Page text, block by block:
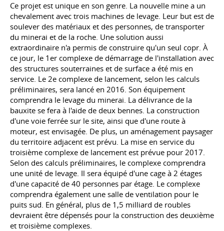
Ce projet est unique en son genre. La nouvelle mine a un
chevalement avec trois machines de levage. Leur but est de
soulever des matériaux et des personnes, de transporter
du minerai et de la roche. Une solution aussi
extraordinaire n'a permis de construire qu'un seul copr. À
ce jour, le 1er complexe de démarrage de l'installation avec
des structures souterraines et de surface a été mis en
service. Le 2e complexe de lancement, selon les calculs
préliminaires, sera lancé en 2016. Son équipement
comprendra le levage du minerai. La délivrance de la
bauxite se fera à l'aide de deux bennes. La construction
d'une voie ferrée sur le site, ainsi que d'une route à
moteur, est envisagée. De plus, un aménagement paysager
du territoire adjacent est prévu. La mise en service du
troisième complexe de lancement est prévue pour 2017.
Selon des calculs préliminaires, le complexe comprendra
une unité de levage. Il sera équipé d'une cage à 2 étages
d'une capacité de 40 personnes par étage. Le complexe
comprendra également une salle de ventilation pour le
puits sud. En général, plus de 1,5 milliard de roubles
devraient être dépensés pour la construction des deuxième
et troisième complexes.